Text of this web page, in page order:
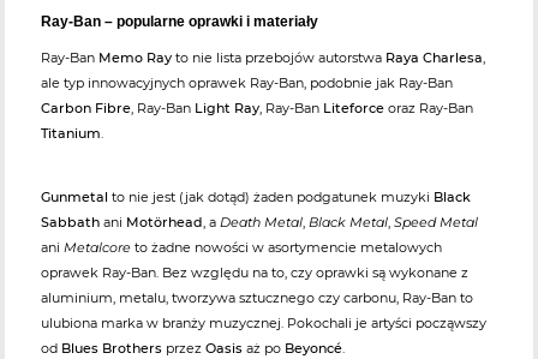
Ray-Ban – popularne oprawki i materiały
Ray-Ban Memo Ray to nie lista przebojów autorstwa Raya Charlesa,
ale typ innowacyjnych oprawek Ray-Ban, podobnie jak Ray-Ban
Carbon Fibre, Ray-Ban Light Ray, Ray-Ban Liteforce oraz Ray-Ban
Titanium.
Gunmetal to nie jest (jak dotąd) żaden podgatunek muzyki Black
Sabbath ani Motörhead, a Death Metal, Black Metal, Speed Metal
ani Metalcore to żadne nowości w asortymencie metalowych
oprawek Ray-Ban. Bez względu na to, czy oprawki są wykonane z
aluminium, metalu, tworzywa sztucznego czy carbonu, Ray-Ban to
ulubiona marka w branży muzycznej. Pokochali je artyści począwszy
od Blues Brothers przez Oasis aż po Beyoncé.